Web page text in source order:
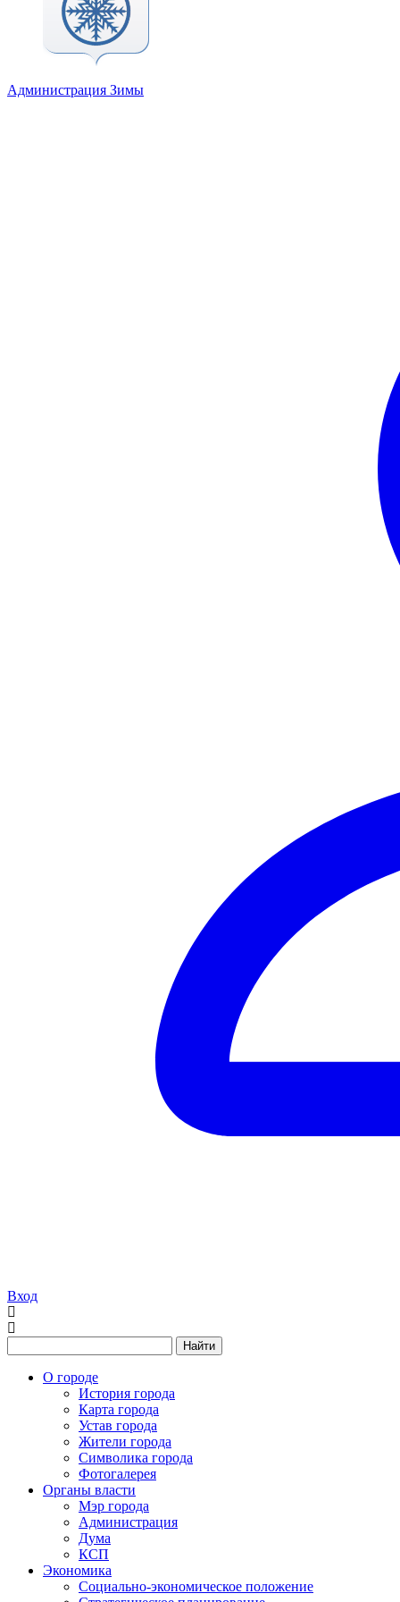
Администрация Зимы
Вход
Найти
О городе
История города
Карта города
Устав города
Жители города
Символика города
Фотогалерея
Органы власти
Мэр города
Администрация
Дума
КСП
Экономика
Социально-экономическое положение